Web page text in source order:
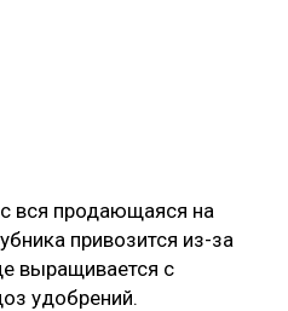
вся продающаяся на
привозится из-за
выращивается с
удобрений.